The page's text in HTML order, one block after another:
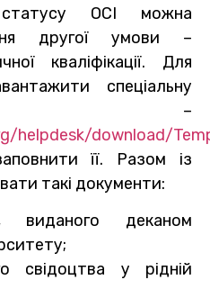
OCI можна
другої умови –
кваліфікації. Для
спеціальну
–
helpdesk/download/
її. Разом із
такі документи:
виданого деканом
свідоцтва у рідній